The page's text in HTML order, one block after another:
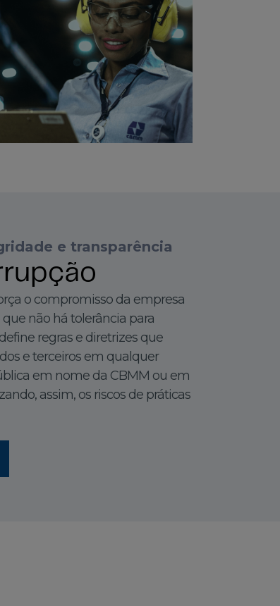
e transparência
o compromisso da empresa
não há tolerância para
regras e diretrizes que
e terceiros em qualquer
em nome da CBMM ou em
assim, os riscos de práticas